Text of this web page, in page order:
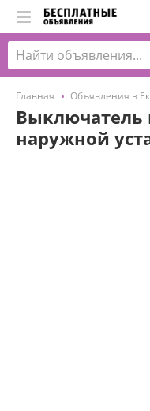
Главная Объявления в
Выключатель
наружной